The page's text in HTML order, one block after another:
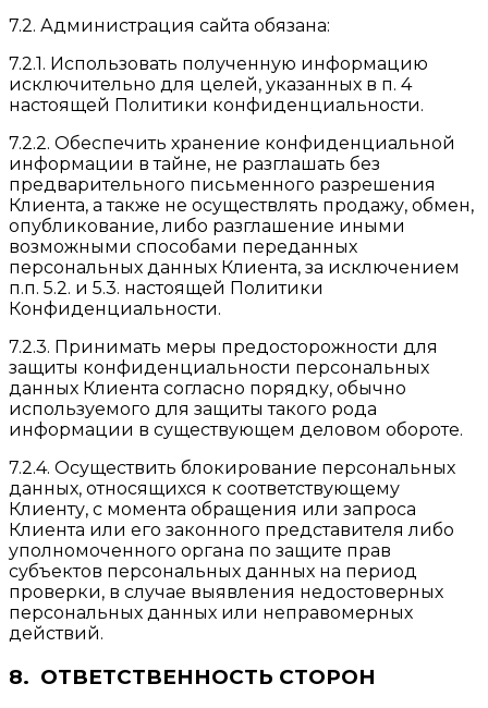
7.2. Администрация сайта обязана:
7.2.1. Использовать полученную информацию
исключительно для целей, указанных в п. 4
настоящей Политики конфиденциальности.
7.2.2. Обеспечить хранение конфиденциальной
информации в тайне, не разглашать без
предварительного письменного разрешения
Клиента, а также не осуществлять продажу, обмен,
опубликование, либо разглашение иными
возможными способами переданных
персональных данных Клиента, за исключением
п.п. 5.2. и 5.3. настоящей Политики
Конфиденциальности.
7.2.3. Принимать меры предосторожности для
защиты конфиденциальности персональных
данных Клиента согласно порядку, обычно
используемого для защиты такого рода
информации в существующем деловом обороте.
7.2.4. Осуществить блокирование персональных
данных, относящихся к соответствующему
Клиенту, с момента обращения или запроса
Клиента или его законного представителя либо
уполномоченного органа по защите прав
субъектов персональных данных на период
проверки, в случае выявления недостоверных
персональных данных или неправомерных
действий.
8. ОТВЕТСТВЕННОСТЬ СТОРОН